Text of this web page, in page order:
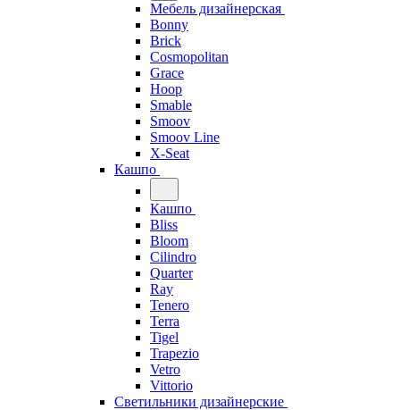
Мебель дизайнерская
Bonny
Brick
Cosmopolitan
Grace
Hoop
Smable
Smoov
Smoov Line
X-Seat
Кашпо
Кашпо
Bliss
Bloom
Cilindro
Quarter
Ray
Tenero
Terra
Tigel
Trapezio
Vetro
Vittorio
Светильники дизайнерские